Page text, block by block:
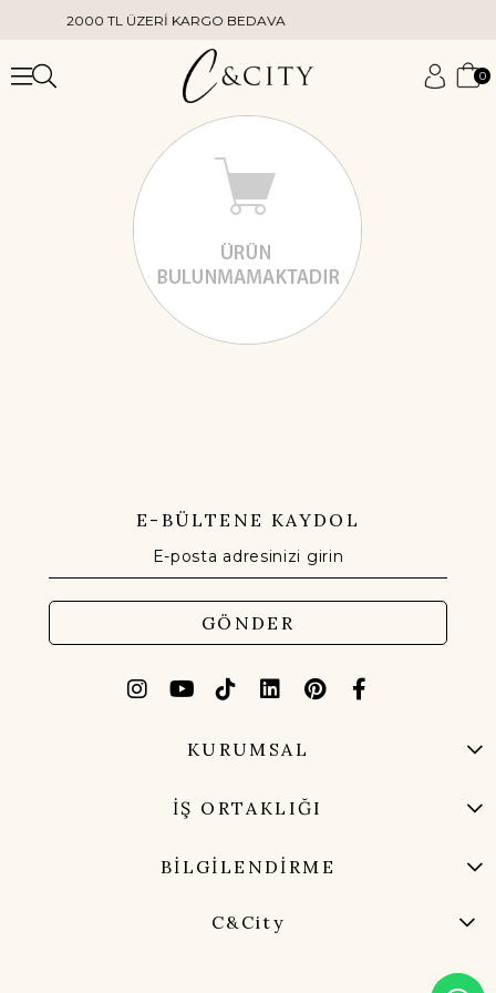
2000 TL ÜZERİ KARGO BEDAVA
0
E-BÜLTENE KAYDOL
GÖNDER
KURUMSAL
İŞ ORTAKLIĞI
BİLGİLENDİRME
C&City